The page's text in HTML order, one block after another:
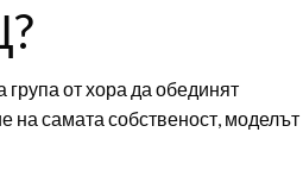
от хора да обединят
на самата собственост, моделът